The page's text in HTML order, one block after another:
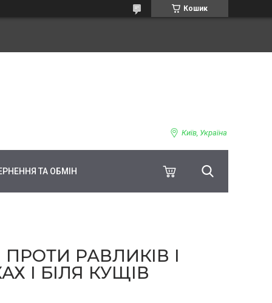
Кошик
Київ, Україна
ТА ОБМІН
РАВЛИКІВ І
І БІЛЯ КУЩІВ